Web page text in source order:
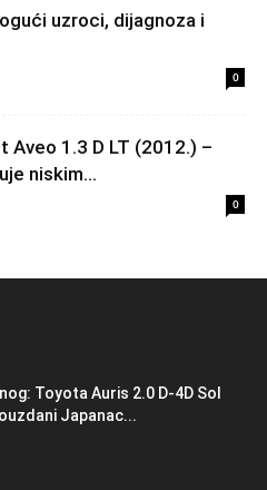
uzroci, dijagnoza i
0
Aveo 1.3 D LT (2012.) –
niskim...
0
Toyota Auris 2.0 D-4D Sol
Japanac...